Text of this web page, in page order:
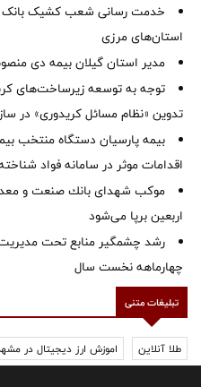
خدمت رسانی شعب کشیک بانک
استان‌‌های مرزی
‌مدیر استان گیلان بیمه دی
توجه به توسعه زیرساخت‌های
تدوین «نظام مسائل کریدوری» در
بیمه پارسیان دستگاه منتخب
اقدامات موثر در سامانه فواد
موكب شهدای بانك صنعت و
اربعین برپا می‌شود
رشد چشمگیر منابع تحت
چهارماهه نخست سال
تبلیغات متنی
طلا آنلاین اموزش ارز دیجیتال در